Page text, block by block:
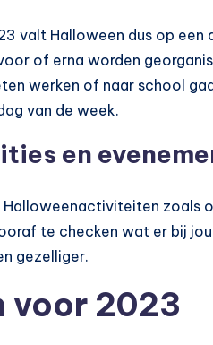
valt Halloween dus op een
of erna worden
werken of naar school
van de week.
en
Halloweenactiviteiten zoals
te checken wat er bij
gezelliger.
voor 2023